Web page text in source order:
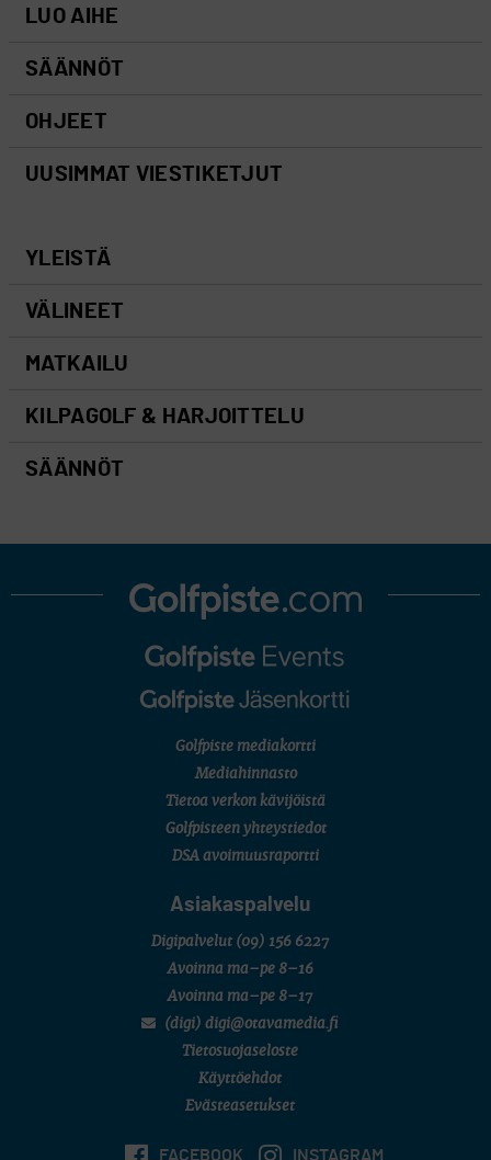
LUO AIHE
SÄÄNNÖT
OHJEET
UUSIMMAT VIESTIKETJUT
YLEISTÄ
VÄLINEET
MATKAILU
KILPAGOLF & HARJOITTELU
SÄÄNNÖT
Golfpiste mediakortti
Mediahinnasto
Tietoa verkon kävijöistä
Golfpisteen yhteystiedot
DSA avoimuusraportti
Asiakaspalvelu
Digipalvelut (09) 156 6227
Avoinna ma–pe 8–16
Avoinna ma–pe 8–17
(digi) digi@otavamedia.fi
Tietosuojaseloste
Käyttöehdot
Evästeasetukset
FACEBOOK INSTAGRAM